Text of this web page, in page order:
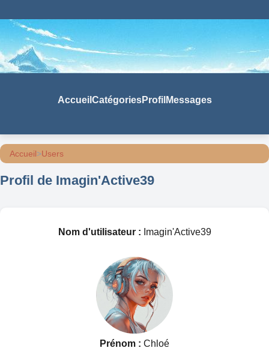
Accueil CatégoriesProfil Messages
Accueil>Users
Profil de Imagin'Active39
Nom d'utilisateur : Imagin'Active39
Prénom : Chloé